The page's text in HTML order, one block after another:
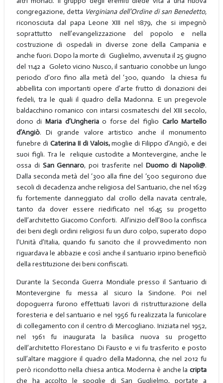
congregazione, detta Verginiana dell’Ordine di san Benedetto,
riconosciuta dal papa Leone XIII nel 1879, che si impegnò
soprattutto nell’evangelizzazione del popolo e nella
costruzione di ospedali in diverse zone della Campania e
anche fuori. Dopo la morte di Guglielmo, avvenuta il 25 giugno
del 1142 a Goleto vicino Nusco, il santuario conobbe un lungo
periodo d’oro fino alla metà del ‘300, quando la chiesa fu
abbellita con importanti opere d’arte frutto di donazioni dei
fedeli, tra le quali il quadro della Madonna. E un pregevole
baldacchino romanico con intarsi cosmateschi del XIII secolo,
dono diMaria d’Ungheriao forse del figlio Carlo Martello
d’Angiò. Di grande valore artistico anche il monumento
funebre di Caterina II di Valois,moglie di Filippo d’Angiò, e dei
suoi figli. Tra le reliquie custodite a Montevergine, anche le
ossa di San Gennaro, poi trasferite nel Duomo di Napoli@.
Dalla seconda metà del ‘300 alla fine del ‘500 seguirono due
secoli di decadenza anche religiosa del Santuario, che nel 1629
fu fortemente danneggiato dal crollo della navata centrale,
tanto da dover essere riedificato nel 1645 su progetto
dell’architetto Giacomo Conforti. All’inizio dell’800 la confisca
dei beni degli ordini religiosi fu un duro colpo, superato dopo
l’Unità d’Italia, quando fu sancito che il provvedimento non
riguardava le abbazie e così anche il santuario irpino beneficiò
della restituzione dei beni confiscati.
Durante la Seconda Guerra Mondiale presso il Santuario di
Montevergine fu messa al sicuro la Sindone. Poi nel
dopoguerra furono effettuati lavori di ristrutturazione della
foresteria e del santuario e nel 1956 fu realizzata la funicolare
di collegamento con il centro di Mercogliano. Iniziata nel 1952,
nel 1961 fu inaugurata la basilica nuova su progetto
dell’architetto Florestano Di Fausto e vi fu trasferito e posto
sull’altare maggiore il quadro della Madonna, che nel 2012 fu
però ricondotto nella chiesa antica. Moderna è anche lacripta
che ha accolto le spoglie di San Guglielmo, portate a